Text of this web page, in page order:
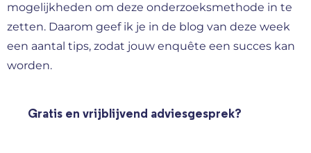
mogelijkheden om deze onderzoeksmethode in te
zetten. Daarom geef ik je in de blog van deze week
een aantal tips, zodat jouw enquête een succes kan
worden.
Gratis en vrijblijvend adviesgesprek?